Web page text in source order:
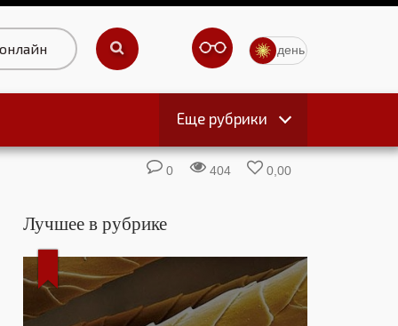
день
Еще рубрики
0 404 0,00
Лучшее в рубрике